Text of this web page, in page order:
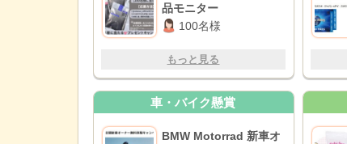
品モニター
100名様
もっと見る
車・バイク懸賞
BMW Motorrad 新車オ